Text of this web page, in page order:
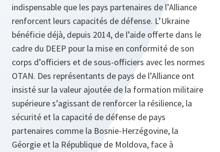
indispensable que les pays partenaires de l’Alliance
renforcent leurs capacités de défense. L’Ukraine
bénéficie déjà, depuis 2014, de l’aide offerte dans le
cadre du DEEP pour la mise en conformité de son
corps d’officiers et de sous-officiers avec les normes
OTAN. Des représentants de pays de l’Alliance ont
insisté sur la valeur ajoutée de la formation militaire
supérieure s’agissant de renforcer la résilience, la
sécurité et la capacité de défense de pays
partenaires comme la Bosnie-Herzégovine, la
Géorgie et la République de Moldova, face à